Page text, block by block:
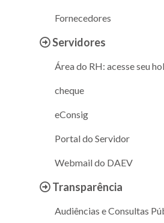
Fornecedores
Servidores
Área do RH: acesse seu
cheque
eConsig
Portal do Servidor
Webmail do DAEV
Transparência
Audiências e Consultas